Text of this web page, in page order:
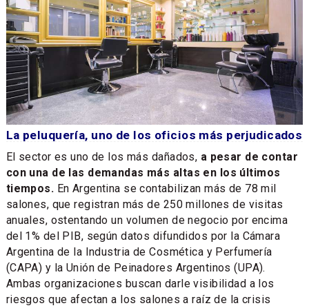
La peluquería, uno de los oficios más perjudicados
El sector es uno de los más dañados, a pesar de contar
con una de las demandas más altas en los últimos
tiempos. En Argentina se contabilizan más de 78 mil
salones, que registran más de 250 millones de visitas
anuales, ostentando un volumen de negocio por encima
del 1% del PIB, según datos difundidos por la Cámara
Argentina de la Industria de Cosmética y Perfumería
(CAPA) y la Unión de Peinadores Argentinos (UPA).
Ambas organizaciones buscan darle visibilidad a los
riesgos que afectan a los salones a raíz de la crisis